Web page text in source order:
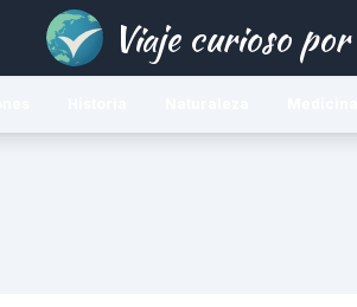
Viaje curioso